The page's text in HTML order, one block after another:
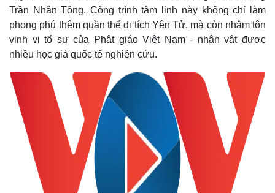
Trần Nhân Tông. Công trình tâm linh này không chỉ làm
phong phú thêm quần thể di tích Yên Tử, mà còn nhằm tôn
vinh vị tổ sư của Phật giáo Việt Nam - nhân vật được
nhiều học giả quốc tế nghiên cứu.